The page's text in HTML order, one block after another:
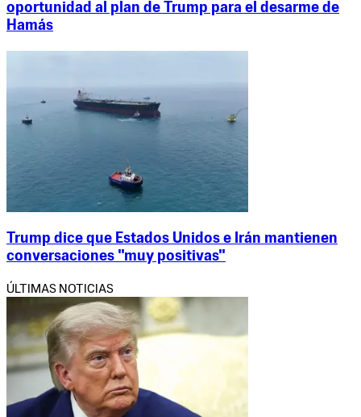
oportunidad al plan de Trump para el desarme de
Hamás
Trump dice que Estados Unidos e Irán mantienen
conversaciones "muy positivas"
ÚLTIMAS NOTICIAS